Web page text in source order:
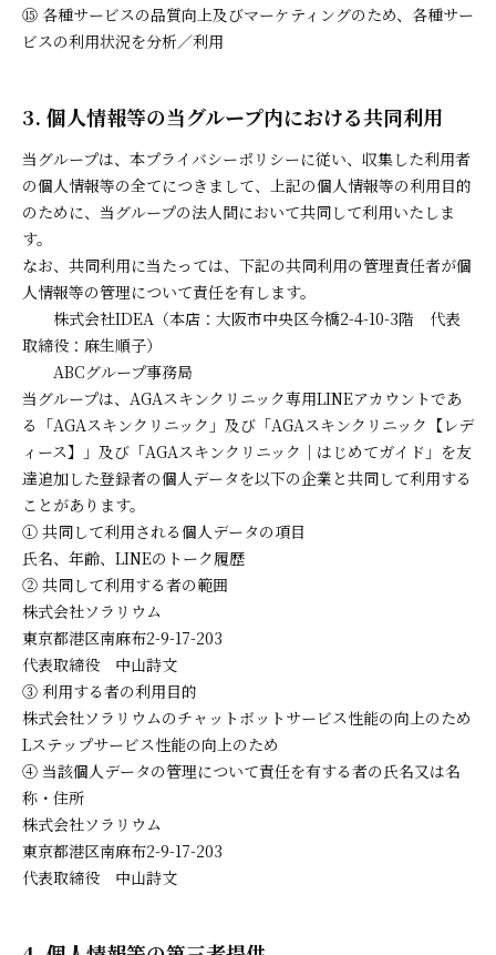
⑮ 各種サービスの品質向上及びマーケティングのため、各種サー
ビスの利用状況を分析／利用
3. 個人情報等の当グループ内における共同利用
当グループは、本プライバシーポリシーに従い、収集した利用者
の個人情報等の全てにつきまして、上記の個人情報等の利用目的
のために、当グループの法人間において共同して利用いたしま
す。
なお、共同利用に当たっては、下記の共同利用の管理責任者が個
人情報等の管理について責任を有します。
株式会社IDEA（本店：大阪市中央区今橋2-4-10-3階 代表
取締役：麻生順子）
ABCグループ事務局
当グループは、AGAスキンクリニック専用LINEアカウントであ
る「AGAスキンクリニック」及び「AGAスキンクリニック【レデ
ィース】」及び「AGAスキンクリニック｜はじめてガイド」を友
達追加した登録者の個人データを以下の企業と共同して利用する
ことがあります。
① 共同して利用される個人データの項目
氏名、年齢、LINEのトーク履歴
② 共同して利用する者の範囲
株式会社ソラリウム
東京都港区南麻布2-9-17-203
代表取締役 中山詩文
③ 利用する者の利用目的
株式会社ソラリウムのチャットボットサービス性能の向上のため
Lステップサービス性能の向上のため
④ 当該個人データの管理について責任を有する者の氏名又は名
称・住所
株式会社ソラリウム
東京都港区南麻布2-9-17-203
代表取締役 中山詩文